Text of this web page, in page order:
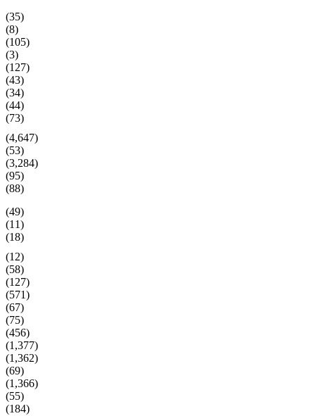
(35)
(8)
(105)
(3)
(127)
(43)
(34)
(44)
(73)
(4,647)
(53)
(3,284)
(95)
(88)
(49)
(11)
(18)
(12)
(58)
(127)
(571)
(67)
(75)
(456)
(1,377)
(1,362)
(69)
(1,366)
(55)
(184)